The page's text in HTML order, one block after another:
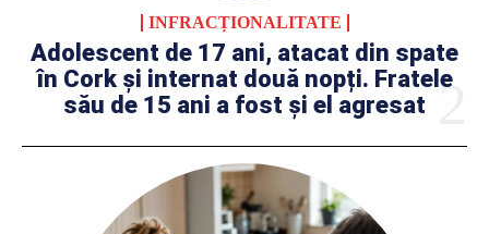
INFRACȚIONALITATE
Adolescent de 17 ani, atacat din spate
în Cork și internat două nopți. Fratele
său de 15 ani a fost și el agresat